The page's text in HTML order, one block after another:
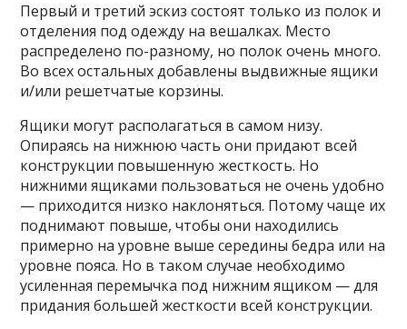
Первый и третий эскиз состоят только из полок и
отделения под одежду на вешалках. Место
распределено по-разному, но полок очень много.
Во всех остальных добавлены выдвижные ящики
и/или решетчатые корзины.
Ящики могут располагаться в самом низу.
Опираясь на нижнюю часть они придают всей
конструкции повышенную жесткость. Но
нижними ящиками пользоваться не очень удобно
— приходится низко наклоняться. Потому чаще их
поднимают повыше, чтобы они находились
примерно на уровне выше середины бедра или на
уровне пояса. Но в таком случае необходимо
усиленная перемычка под нижним ящиком — для
придания большей жесткости всей конструкции.